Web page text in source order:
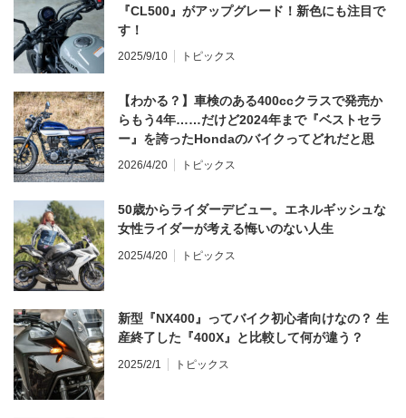
『CL500』がアップグレード！新色にも注目で
す！
2025/9/10 トピックス
【わかる？】車検のある400ccクラスで発売か
らもう4年……だけど2024年まで『ベストセラ
ー』を誇ったHondaのバイクってどれだと思
う？
2026/4/20 トピックス
50歳からライダーデビュー。エネルギッシュな
女性ライダーが考える悔いのない人生
2025/4/20 トピックス
新型『NX400』ってバイク初心者向けなの？ 生
産終了した『400X』と比較して何が違う？
2025/2/1 トピックス